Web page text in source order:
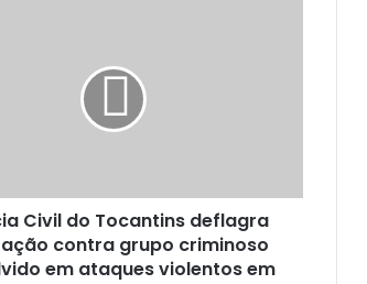
Civil do Tocantins deflagra
contra grupo criminoso
em ataques violentos em